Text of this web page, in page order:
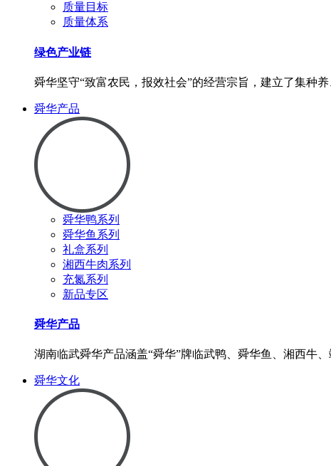
质量目标
质量体系
绿色产业链
舜华坚守“致富农民，报效社会”的经营宗旨，建立了集种
舜华产品
舜华鸭系列
舜华鱼系列
礼盒系列
湘西牛肉系列
充氮系列
新品专区
舜华产品
湖南临武舜华产品涵盖“舜华”牌临武鸭、舜华鱼、湘西牛、
舜华文化